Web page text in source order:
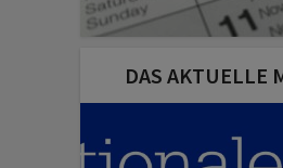
DAS AKTUELLE